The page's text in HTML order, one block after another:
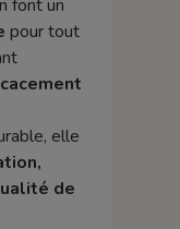
font un
pour tout
elle
de